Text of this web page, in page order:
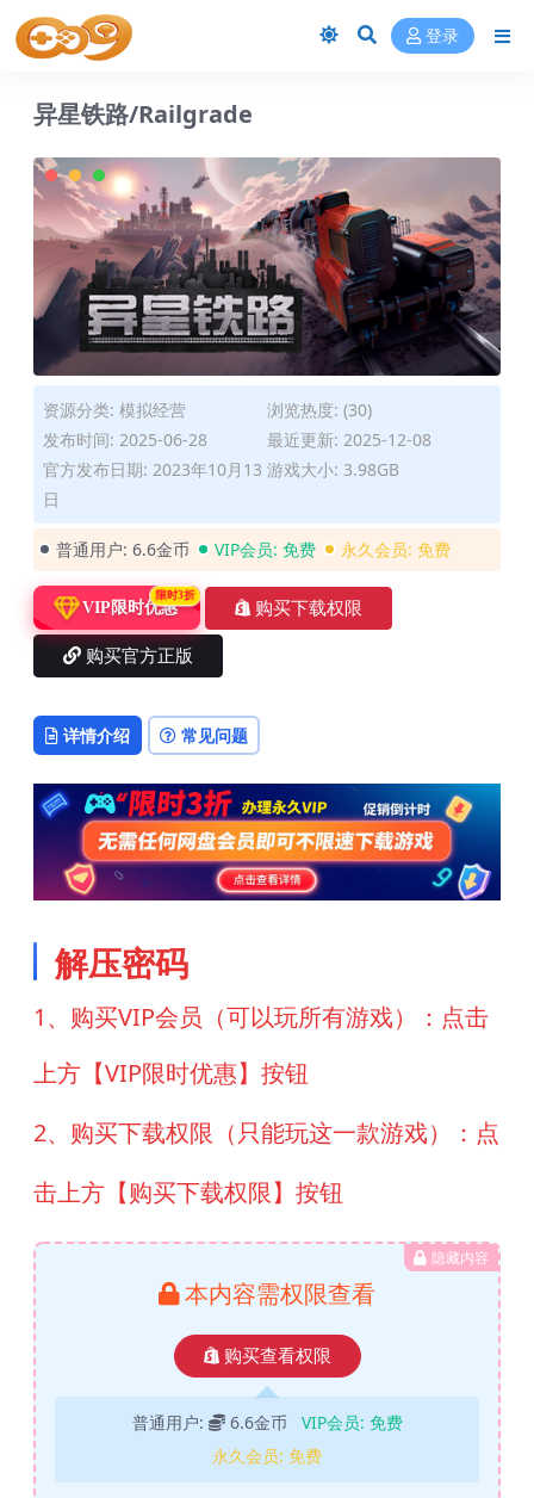
登录
异星铁路/Railgrade
资源分类: 模拟经营
浏览热度: (30)
发布时间: 2025-06-28
最近更新: 2025-12-08
官方发布日期: 2023年10月13
日
游戏大小: 3.98GB
普通用户: 6.6金币 VIP会员: 免费 永久会员: 免费
VIP限时优惠
限时3折
购买下载权限
购买官方正版
详情介绍 常见问题
解压密码
1、购买VIP会员（可以玩所有游戏）：点击
上方【VIP限时优惠】按钮
2、购买下载权限（只能玩这一款游戏）：点
击上方【购买下载权限】按钮
隐藏内容
本内容需权限查看
购买查看权限
普通用户: 6.6金币 VIP会员: 免费
永久会员: 免费